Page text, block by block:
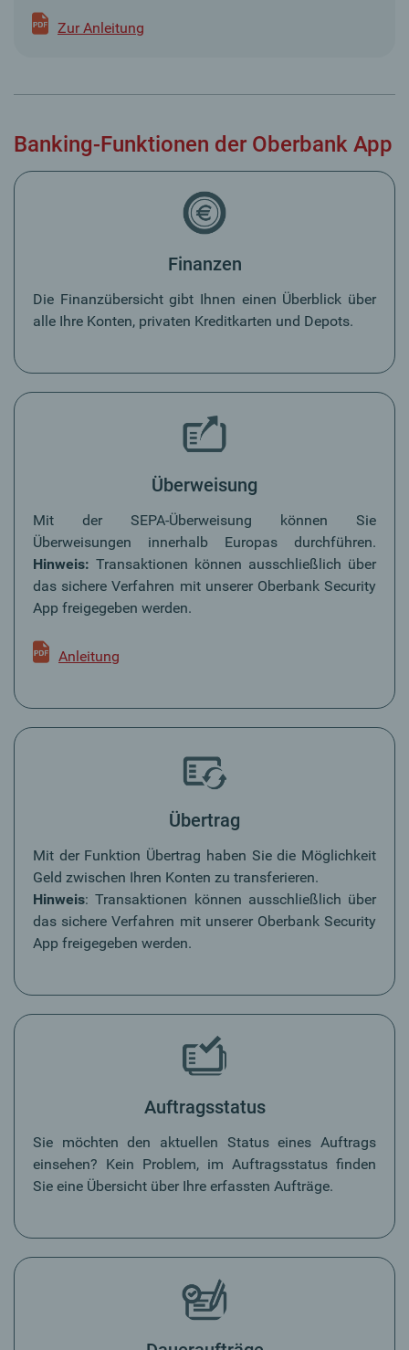
Zur Anleitung
Banking-Funktionen der Oberbank App
Finanzen
Die Finanzübersicht gibt Ihnen einen Überblick über
alle Ihre Konten, privaten Kreditkarten und Depots.
Überweisung
Mit der SEPA-Überweisung können Sie
Überweisungen innerhalb Europas durchführen.
Hinweis: Transaktionen können ausschließlich über
das sichere Verfahren mit unserer Oberbank Security
App freigegeben werden.
Anleitung
Übertrag
Mit der Funktion Übertrag haben Sie die Möglichkeit
Geld zwischen Ihren Konten zu transferieren.
Hinweis: Transaktionen können ausschließlich über
das sichere Verfahren mit unserer Oberbank Security
App freigegeben werden.
Auftragsstatus
Sie möchten den aktuellen Status eines Auftrags
einsehen? Kein Problem, im Auftragsstatus finden
Sie eine Übersicht über Ihre erfassten Aufträge.